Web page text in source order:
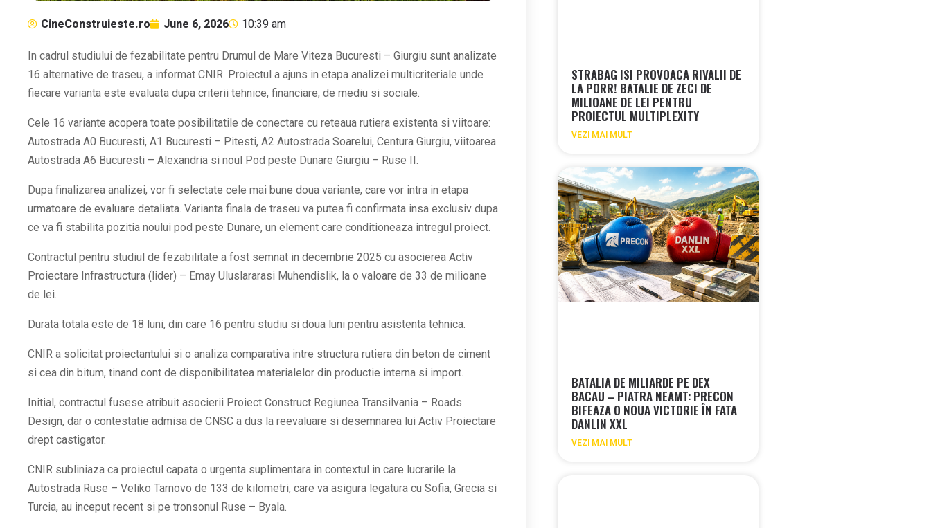
CineConstruieste.ro June 6, 2026 10:39 am
In cadrul studiului de fezabilitate pentru Drumul de Mare Viteza Bucuresti – Giurgiu sunt analizate
16 alternative de traseu, a informat CNIR. Proiectul a ajuns in etapa analizei multicriteriale unde
fiecare varianta este evaluata dupa criterii tehnice, financiare, de mediu si sociale.
Cele 16 variante acopera toate posibilitatile de conectare cu reteaua rutiera existenta si viitoare:
Autostrada A0 Bucuresti, A1 Bucuresti – Pitesti, A2 Autostrada Soarelui, Centura Giurgiu, viitoarea
Autostrada A6 Bucuresti – Alexandria si noul Pod peste Dunare Giurgiu – Ruse II.
Dupa finalizarea analizei, vor fi selectate cele mai bune doua variante, care vor intra in etapa
urmatoare de evaluare detaliata. Varianta finala de traseu va putea fi confirmata insa exclusiv dupa
ce va fi stabilita pozitia noului pod peste Dunare, un element care conditioneaza intregul proiect.
Contractul pentru studiul de fezabilitate a fost semnat in decembrie 2025 cu asocierea Activ
Proiectare Infrastructura (lider) – Emay Uluslararasi Muhendislik, la o valoare de 33 de milioane
de lei.
Durata totala este de 18 luni, din care 16 pentru studiu si doua luni pentru asistenta tehnica.
CNIR a solicitat proiectantului si o analiza comparativa intre structura rutiera din beton de ciment
si cea din bitum, tinand cont de disponibilitatea materialelor din productie interna si import.
Initial, contractul fusese atribuit asocierii Proiect Construct Regiunea Transilvania – Roads
Design, dar o contestatie admisa de CNSC a dus la reevaluare si desemnarea lui Activ Proiectare
drept castigator.
CNIR subliniaza ca proiectul capata o urgenta suplimentara in contextul in care lucrarile la
Autostrada Ruse – Veliko Tarnovo de 133 de kilometri, care va asigura legatura cu Sofia, Grecia si
Turcia, au inceput recent si pe tronsonul Ruse – Byala.
STRABAG ISI PROVOACA RIVALII DE
LA PORR! BATALIE DE ZECI DE
MILIOANE DE LEI PENTRU
PROIECTUL MULTIPLEXITY
VEZI MAI MULT
BATALIA DE MILIARDE PE DEX
BACAU – PIATRA NEAMT: PRECON
BIFEAZA O NOUA VICTORIE ÎN FATA
DANLIN XXL
VEZI MAI MULT